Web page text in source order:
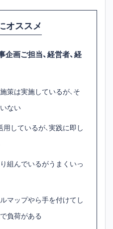
オススメ
企画ご担当、経営者、経
策は実施しているが、そ
ない
用しているが、実践に即し
組んでいるがうまくいっ
マップやら手を付けてし
負荷がある